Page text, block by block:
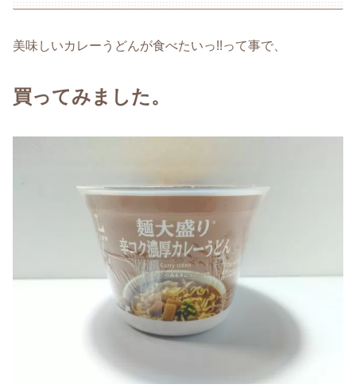
美味しいカレーうどんが食べたいっ!!って事で、
買ってみました。